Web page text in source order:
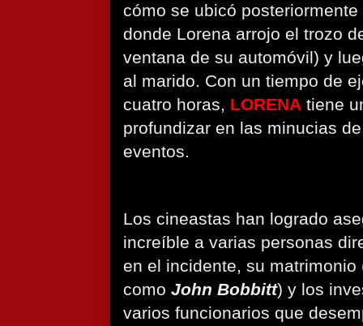
cómo se ubicó
donde Lorena arrojo el trozo
ventana de su automóvil) y
al marido. Con un tiempo de
cuatro horas, LORENA tiene
profundizar en las minucias
eventos.
Los cineastas han logrado
increíble a varias personas
en el incidente, su
como John Bobbitt) y los
varios funcionarios que